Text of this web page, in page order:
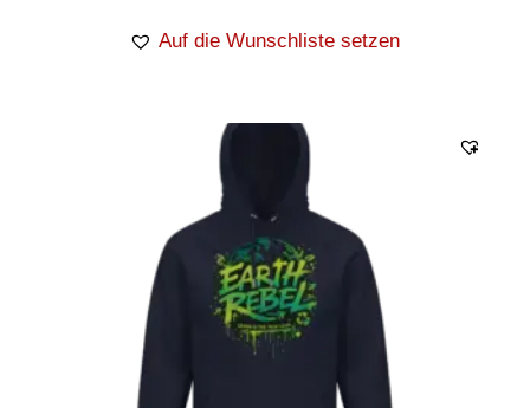
Auf die Wunschliste setzen